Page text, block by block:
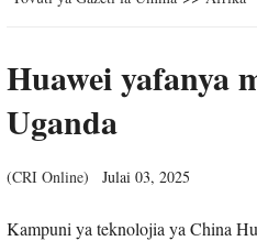
Huawei yafanya
Uganda
(CRI Online) Julai 03, 2025
Kampuni ya teknolojia ya China